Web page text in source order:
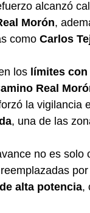
alcanzó
Morón,
como Carlos
los límites
Real
la vigilancia
, una de las
no es solo
alta potencia,